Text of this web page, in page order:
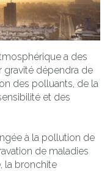
a des
gravité dépendra de
des polluants, de la
et des
à la pollution de
de maladies
la bronchite